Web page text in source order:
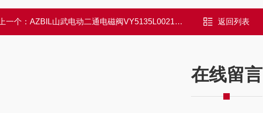
一个： AZBIL山武电动二通电磁阀VY5135L0021单阀体 返回列表
在线留言